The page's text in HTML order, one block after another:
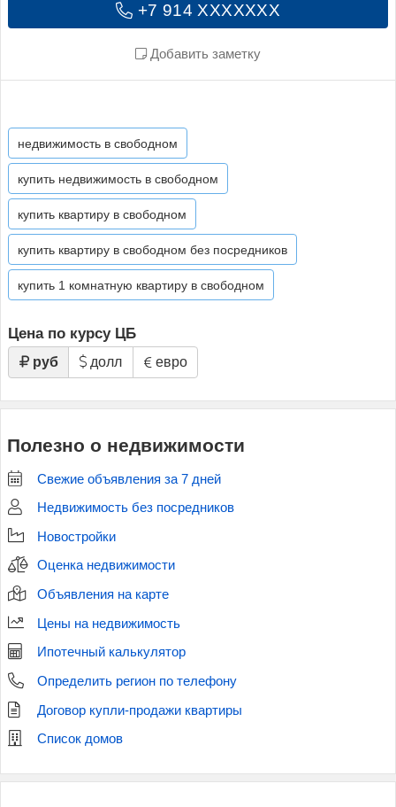
+7 914 XXXXXXX
Добавить заметку
недвижимость в свободном
купить недвижимость в свободном
купить квартиру в свободном
купить квартиру в свободном без посредников
купить 1 комнатную квартиру в свободном
Цена по курсу ЦБ
руб долл евро
Полезно о недвижимости
Свежие объявления за 7 дней
Недвижимость без посредников
Новостройки
Оценка недвижимости
Объявления на карте
Цены на недвижимость
Ипотечный калькулятор
Определить регион по телефону
Договор купли-продажи квартиры
Список домов